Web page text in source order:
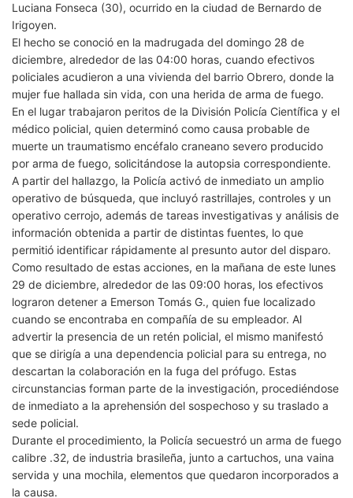
Luciana Fonseca (30), ocurrido en la ciudad de Bernardo de
Irigoyen.
El hecho se conoció en la madrugada del domingo 28 de
diciembre, alrededor de las 04:00 horas, cuando efectivos
policiales acudieron a una vivienda del barrio Obrero, donde la
mujer fue hallada sin vida, con una herida de arma de fuego.
En el lugar trabajaron peritos de la División Policía Científica y el
médico policial, quien determinó como causa probable de
muerte un traumatismo encéfalo craneano severo producido
por arma de fuego, solicitándose la autopsia correspondiente.
A partir del hallazgo, la Policía activó de inmediato un amplio
operativo de búsqueda, que incluyó rastrillajes, controles y un
operativo cerrojo, además de tareas investigativas y análisis de
información obtenida a partir de distintas fuentes, lo que
permitió identificar rápidamente al presunto autor del disparo.
Como resultado de estas acciones, en la mañana de este lunes
29 de diciembre, alrededor de las 09:00 horas, los efectivos
lograron detener a Emerson Tomás G., quien fue localizado
cuando se encontraba en compañía de su empleador. Al
advertir la presencia de un retén policial, el mismo manifestó
que se dirigía a una dependencia policial para su entrega, no
descartan la colaboración en la fuga del prófugo. Estas
circunstancias forman parte de la investigación, procediéndose
de inmediato a la aprehensión del sospechoso y su traslado a
sede policial.
Durante el procedimiento, la Policía secuestró un arma de fuego
calibre .32, de industria brasileña, junto a cartuchos, una vaina
servida y una mochila, elementos que quedaron incorporados a
la causa.